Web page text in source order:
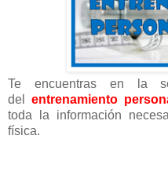
Te encuentras en la
delentrenamiento
toda la información
física.